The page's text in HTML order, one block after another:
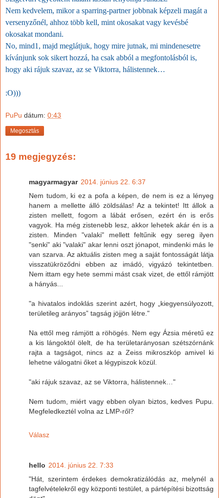
Nem kedvelem, mikor a sparring-partner jobbnak képzeli magát a
versenyzőnél, ahhoz több kell, mint okosakat vagy kevésbé
okosakat mondani.
No, mind1, majd meglátjuk, hogy mire jutnak, mi mindenesetre
kívánjunk sok sikert hozzá, ha csak abból a megfontolásból is,
hogy aki rájuk szavaz, az se Viktorra, hálistennek…
:O)))
PuPu dátum: 0:43
Megosztás
19 megjegyzés:
magyarmagyar 2014. június 22. 6:37
Nem tudom, ki ez a pofa a képen, de nem is ez a lényeg
hanem a mellette álló zöldsálas! Az a tekintet! Itt állok a
zisten mellett, fogom a lábát erősen, ezért én is erős
vagyok. Ha még zistenebb lesz, akkor lehetek akár én is a
zisten. Minden "valaki" mellett feltűnik egy sereg ilyen
"senki" aki "valaki" akar lenni oszt jónapot, mindenki más le
van szarva. Az aktuális zisten meg a saját fontosságát látja
visszatükröződni ebben az imádó, vigyázó tekintetben.
Nem ittam egy hete semmi mást csak vizet, de ettől rámjött
a hányás...
"a hivatalos indoklás szerint azért, hogy „kiegyensúlyozott,
területileg arányos” tagság jöjjön létre."
Na ettől meg rámjött a röhögés. Nem egy Ázsia méretű ez
a kis lángoktól ölelt, de ha területarányosan szétszórnánk
rajta a tagságot, nincs az a Zeiss mikroszkóp amivel ki
lehetne válogatni őket a légypiszok közül.
"aki rájuk szavaz, az se Viktorra, hálistennek…"
Nem tudom, miért vagy ebben olyan biztos, kedves Pupu.
Megfeledkeztél volna az LMP-ről?
Válasz
hello 2014. június 22. 7:33
"Hát, szerintem érdekes demokratizálódás az, melynél a
tagfelvételekről egy központi testület, a pártépítési bizottság